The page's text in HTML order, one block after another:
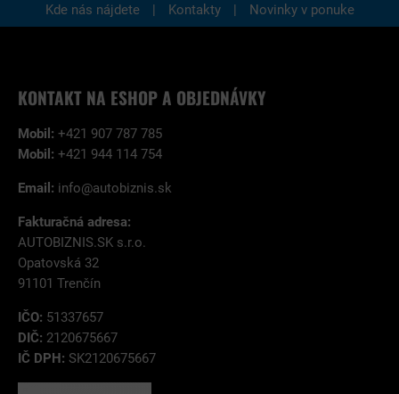
Kde nás nájdete
| Kontakty | Novinky v ponuke
KONTAKT NA ESHOP A OBJEDNÁVKY
Mobil: +421 907 787 785
Mobil: +421 944 114 754
Email: info@autobiznis.sk
Fakturačná adresa:
AUTOBIZNIS.SK s.r.o.
Opatovská 32
91101 Trenčín
IČO: 51337657
DIČ: 2120675667
IČ DPH: SK2120675667